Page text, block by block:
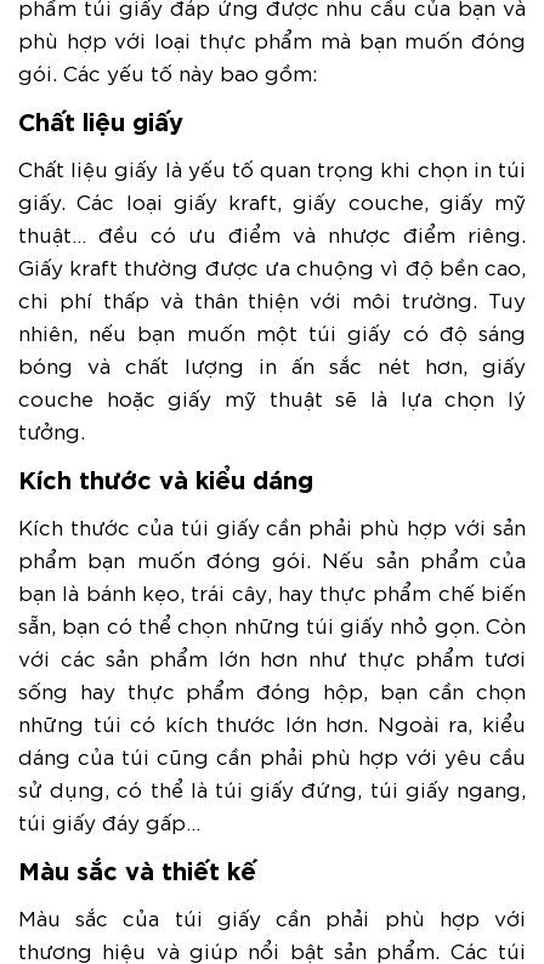
phẩm túi giấy đáp ứng được nhu cầu của bạn và
phù hợp với loại thực phẩm mà bạn muốn đóng
gói. Các yếu tố này bao gồm:
Chất liệu giấy
Chất liệu giấy là yếu tố quan trọng khi chọn in túi
giấy. Các loại giấy kraft, giấy couche, giấy mỹ
thuật… đều có ưu điểm và nhược điểm riêng.
Giấy kraft thường được ưa chuộng vì độ bền cao,
chi phí thấp và thân thiện với môi trường. Tuy
nhiên, nếu bạn muốn một túi giấy có độ sáng
bóng và chất lượng in ấn sắc nét hơn, giấy
couche hoặc giấy mỹ thuật sẽ là lựa chọn lý
tưởng.
Kích thước và kiểu dáng
Kích thước của túi giấy cần phải phù hợp với sản
phẩm bạn muốn đóng gói. Nếu sản phẩm của
bạn là bánh kẹo, trái cây, hay thực phẩm chế biến
sẵn, bạn có thể chọn những túi giấy nhỏ gọn. Còn
với các sản phẩm lớn hơn như thực phẩm tươi
sống hay thực phẩm đóng hộp, bạn cần chọn
những túi có kích thước lớn hơn. Ngoài ra, kiểu
dáng của túi cũng cần phải phù hợp với yêu cầu
sử dụng, có thể là túi giấy đứng, túi giấy ngang,
túi giấy đáy gấp…
Màu sắc và thiết kế
Màu sắc của túi giấy cần phải phù hợp với
thương hiệu và giúp nổi bật sản phẩm. Các túi